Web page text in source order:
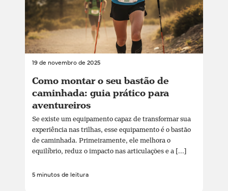
19 de novembro de 2025
Como montar o seu bastão de
caminhada: guia prático para
aventureiros
Se existe um equipamento capaz de transformar sua
experiência nas trilhas, esse equipamento é o bastão
de caminhada. Primeiramente, ele melhora o
equilíbrio, reduz o impacto nas articulações e a [...]
5 minutos de leitura